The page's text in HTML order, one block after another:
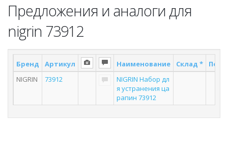
Предложения и аналоги для
nigrin 73912
Бренд Артикул Наименование Склад *
NIGRIN
73912
NIGRIN Набор дл
я устранения ца
рапин 73912